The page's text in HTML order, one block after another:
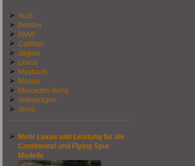
Audi
Bentley
BMW
Cadillac
Jaguar
Lexus
Maybach
Mazda
Mercedes-Benz
Volkswagen
Volvo
Mehr Luxus und Leistung für die
Continental und Flying Spur
Modelle